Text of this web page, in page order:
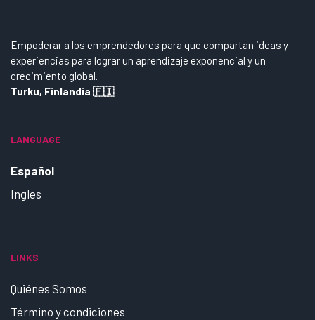
Empoderar a los emprendedores para que compartan ideas y
experiencias para lograr un aprendizaje exponencial y un
crecimiento global.
Turku, Finlandia 🇫🇮
LANGUAGE
Español
Ingles
LINKS
Quiénes Somos
Término y condiciones